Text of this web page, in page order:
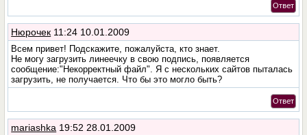
Ответ
Нюрочек 11:24 10.01.2009
Всем привет! Подскажите, пожалуйста, кто знает.
Не могу загрузить линеечку в свою подпись, появляется
сообщение:"Некорректный файл". Я с нескольких сайтов пыталась
загрузить, не получается. Что бы это могло быть?
Ответ
mariashka 19:52 28.01.2009